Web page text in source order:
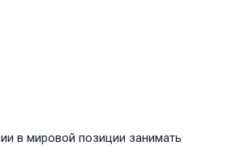
в мировой позиции занимать